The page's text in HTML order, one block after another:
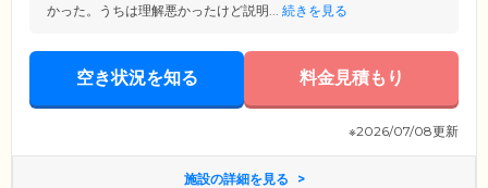
かった。うちは理解悪かったけど説明... 続きを見る
空き状況を知る 料金見積もり
※2026/07/08更新
施設の詳細を見る